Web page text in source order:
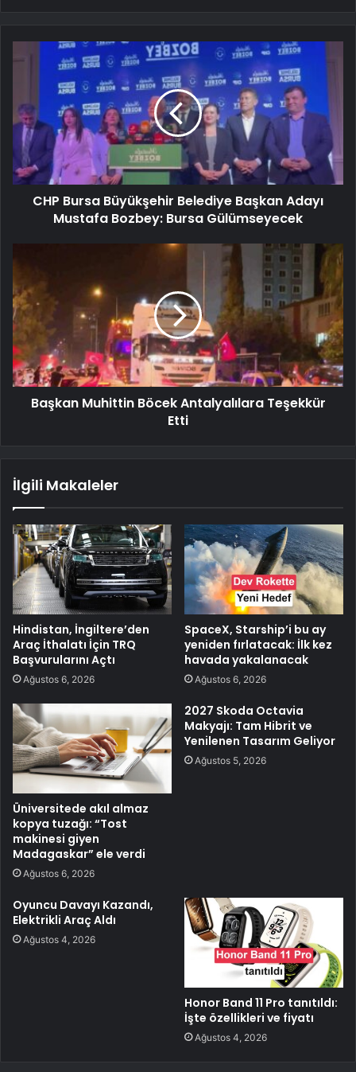
CHP Bursa Büyükşehir Belediye Başkan Adayı
Mustafa Bozbey: Bursa Gülümseyecek
Başkan Muhittin Böcek Antalyalılara Teşekkür
Etti
İlgili Makaleler
Hindistan, İngiltere’den
Araç İthalatı İçin TRQ
Başvurularını Açtı
Ağustos 6, 2026
SpaceX, Starship’i bu ay
yeniden fırlatacak: İlk kez
havada yakalanacak
Ağustos 6, 2026
Üniversitede akıl almaz
kopya tuzağı: “Tost
makinesi giyen
Madagaskar” ele verdi
Ağustos 6, 2026
2027 Skoda Octavia
Makyajı: Tam Hibrit ve
Yenilenen Tasarım Geliyor
Ağustos 5, 2026
Oyuncu Davayı Kazandı,
Elektrikli Araç Aldı
Ağustos 4, 2026
Honor Band 11 Pro tanıtıldı:
İşte özellikleri ve fiyatı
Ağustos 4, 2026